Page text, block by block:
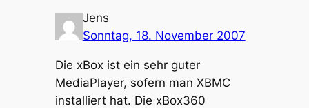
Jens
Sonntag, 18. November 2007
Die xBox ist ein sehr guter
MediaPlayer, sofern man XBMC
installiert hat. Die xBox360